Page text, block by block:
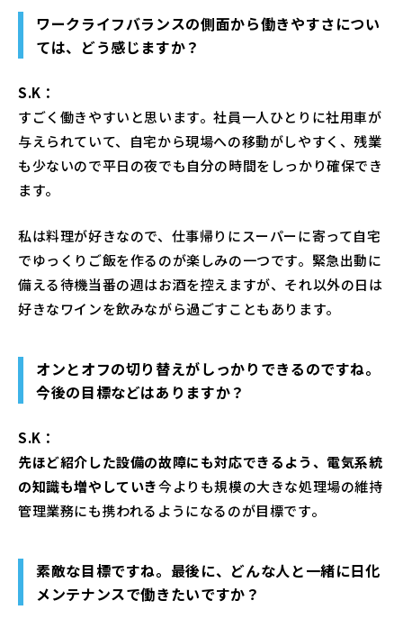
ワークライフバランスの側面から働きやすさについ
ては、どう感じますか？
S.K：
すごく働きやすいと思います。社員一人ひとりに社用車が
与えられていて、自宅から現場への移動がしやすく、残業
も少ないので平日の夜でも自分の時間をしっかり確保でき
ます。
私は料理が好きなので、仕事帰りにスーパーに寄って自宅
でゆっくりご飯を作るのが楽しみの一つです。緊急出動に
備える待機当番の週はお酒を控えますが、それ以外の日は
好きなワインを飲みながら過ごすこともあります。
オンとオフの切り替えがしっかりできるのですね。
今後の目標などはありますか？
S.K：
先ほど紹介した設備の故障にも対応できるよう、電気系統
の知識も増やしていき今よりも規模の大きな処理場の維持
管理業務にも携われるようになるのが目標です。
素敵な目標ですね。最後に、どんな人と一緒に日化
メンテナンスで働きたいですか？